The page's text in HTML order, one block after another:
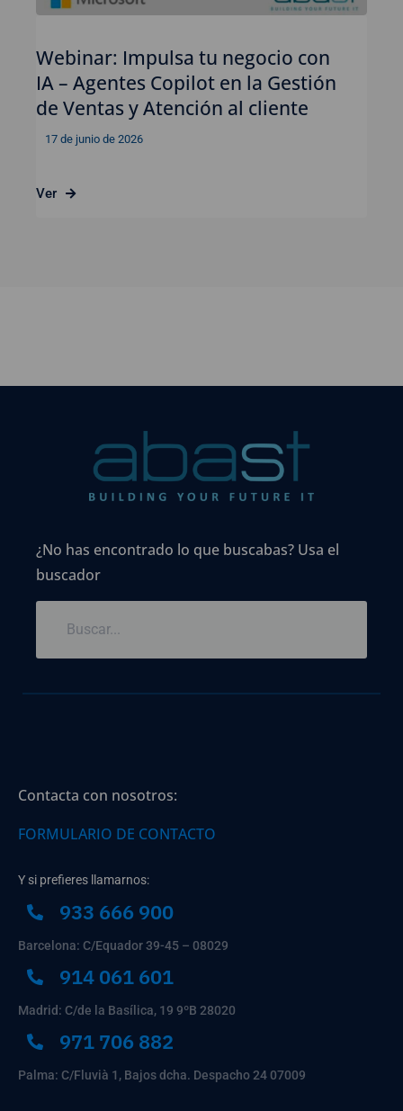
Webinar: Impulsa tu negocio con
IA – Agentes Copilot en la Gestión
de Ventas y Atención al cliente
17 de junio de 2026
Ver
¿No has encontrado lo que buscabas? Usa el
buscador
Contacta con nosotros:
FORMULARIO DE CONTACTO
Y si prefieres llamarnos:
933 666 900
Barcelona: C/Equador 39-45 – 08029
914 061 601
Madrid: C/de la Basílica, 19 9ºB 28020
971 706 882
Palma: C/Fluvià 1, Bajos dcha. Despacho 24 07009